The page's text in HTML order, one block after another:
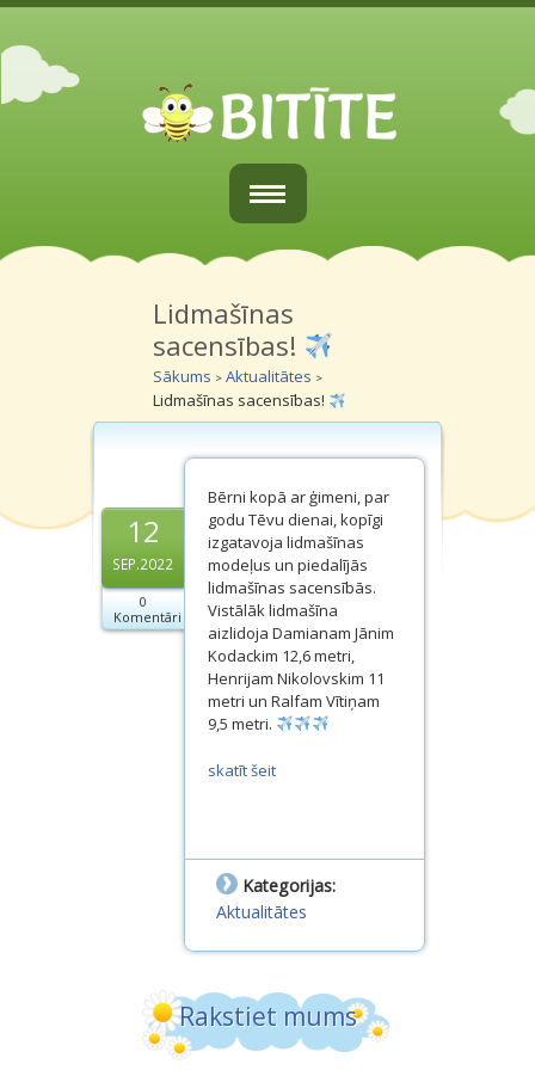
Sākums
Par mums
Vecākiem
Grupiņas
Galerijas
Kontakti
Dokumenti
Projekti
Lidmašīnas
sacensības!
Sākums > Aktualitātes >
Lidmašīnas sacensības!
12
SEP.2022
0
Komentāri
Bērni kopā ar ģimeni, par
godu Tēvu dienai, kopīgi
izgatavoja lidmašīnas
modeļus un piedalījās
lidmašīnas sacensībās.
Vistālāk lidmašīna
aizlidoja Damianam Jānim
Kodackim 12,6 metri,
Henrijam Nikolovskim 11
metri un Ralfam Vītiņam
9,5 metri.
skatīt šeit
Kategorijas:
Aktualitātes
Rakstiet mums